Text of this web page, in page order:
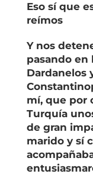
Eso sí que
reímos
Y nos
pasando en
Dardanelos
mí, que por
Turquía
de gran
marido y sí